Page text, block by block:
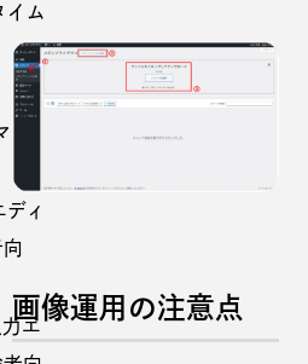
イム
ッ
ディ
エ
画像運用の注意点